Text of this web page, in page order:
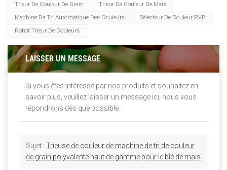
Trieur De Couleur De Grain
Trieur De Couleur De Maïs
Machine De Tri Automatique Des Couleurs
Sélecteur De Couleur RVB
Robot Trieur De Couleurs
LAISSER UN MESSAGE
Si vous êtes intéressé par nos produits et souhaitez en
savoir plus, veuillez laisser un message ici, nous vous
répondrons dès que possible.
Sujet : Trieuse de couleur de machine de tri de couleur
de grain polyvalente haut de gamme pour le blé de maïs